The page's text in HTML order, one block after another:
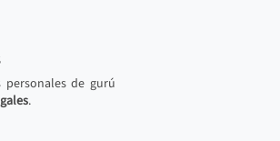
de gurú
.